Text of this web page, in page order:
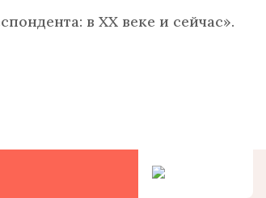
в ХХ веке и сейчас».